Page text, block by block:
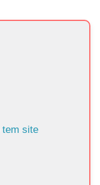
tem site